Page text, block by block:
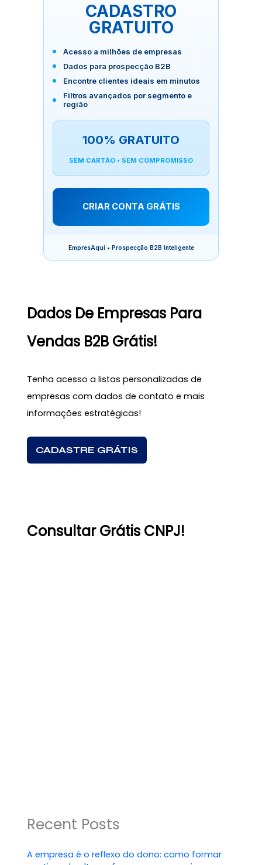
CADASTRO
GRATUITO
Acesso a milhões de empresas
Dados para prospecção B2B
Encontre clientes ideais em minutos
Filtros avançados por segmento e
região
100% GRATUITO
SEM CARTÃO • SEM COMPROMISSO
CRIAR CONTA GRÁTIS
EmpresAqui • Prospecção B2B Inteligente
Dados De Empresas Para
Vendas B2B Grátis!
Tenha acesso a listas personalizadas de
empresas com dados de contato e mais
informações estratégicas!
CADASTRE GRÁTIS
Consultar Grátis CNPJ!
Recent Posts
A empresa é o reflexo do dono: como formar